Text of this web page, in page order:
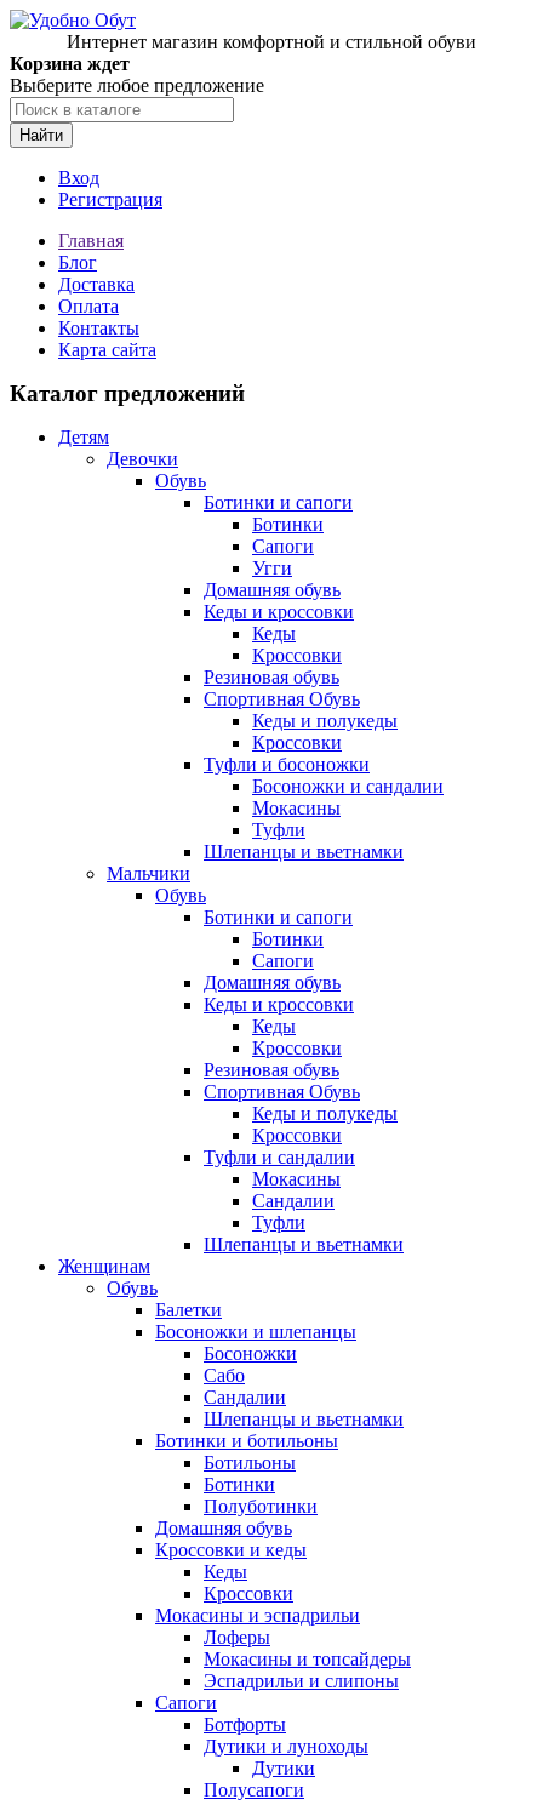
Интернет магазин комфортной и стильной обуви
Корзина ждет
Выберите любое предложение
Найти
Вход
Регистрация
Главная
Блог
Доставка
Оплата
Контакты
Карта сайта
Каталог предложений
Детям
Девочки
Обувь
Ботинки и сапоги
Ботинки
Сапоги
Угги
Домашняя обувь
Кеды и кроссовки
Кеды
Кроссовки
Резиновая обувь
Спортивная Обувь
Кеды и полукеды
Кроссовки
Туфли и босоножки
Босоножки и сандалии
Мокасины
Туфли
Шлепанцы и вьетнамки
Мальчики
Обувь
Ботинки и сапоги
Ботинки
Сапоги
Домашняя обувь
Кеды и кроссовки
Кеды
Кроссовки
Резиновая обувь
Спортивная Обувь
Кеды и полукеды
Кроссовки
Туфли и сандалии
Мокасины
Сандалии
Туфли
Шлепанцы и вьетнамки
Женщинам
Обувь
Балетки
Босоножки и шлепанцы
Босоножки
Сабо
Сандалии
Шлепанцы и вьетнамки
Ботинки и ботильоны
Ботильоны
Ботинки
Полуботинки
Домашняя обувь
Кроссовки и кеды
Кеды
Кроссовки
Мокасины и эспадрильи
Лоферы
Мокасины и топсайдеры
Эспадрильи и слипоны
Сапоги
Ботфорты
Дутики и луноходы
Дутики
Полусапоги